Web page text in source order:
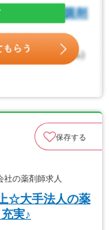
保存する
の薬剤師求人
☆大手法人の薬
実♪